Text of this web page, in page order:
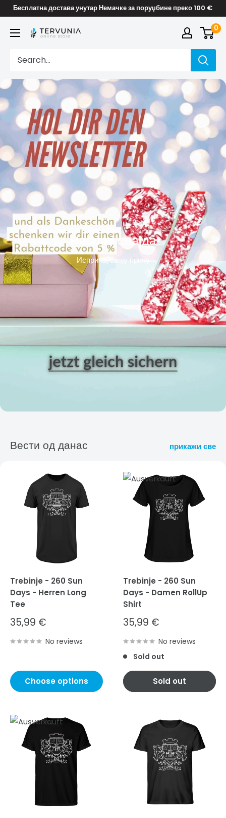
Skip
content
Бесплатна достава унутар Немачке за поруџбине преко 100 €
TERVUNIA
Stores
0
Наслов слајда
Испричај своју причу
Вести од данас прикажи све
Trebinje - 260 Sun
Days - Herren Long
Tee
Sale
price
35,99 €
No reviews
Choose options
Trebinje - 260 Sun
Days - Damen RollUp
Shirt
Sale
price
35,99 €
No reviews
Sold out
Sold out